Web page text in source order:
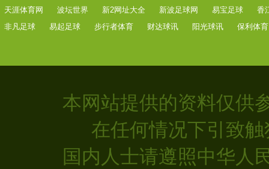
天涯体育网 波坛世界 新2网址大全 新波足球网 易宝足球
香
非凡足球
易起足球 步行者体育 财达球讯 阳光球讯 保利体育
本网站提供的资料仅供
在任何情况下引致
国内人士请遵照中华人